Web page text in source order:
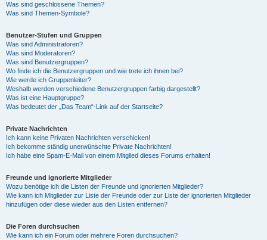
Was sind geschlossene Themen?
Was sind Themen-Symbole?
Benutzer-Stufen und Gruppen
Was sind Administratoren?
Was sind Moderatoren?
Was sind Benutzergruppen?
Wo finde ich die Benutzergruppen und wie trete ich ihnen bei?
Wie werde ich Gruppenleiter?
Weshalb werden verschiedene Benutzergruppen farbig dargestellt?
Was ist eine Hauptgruppe?
Was bedeutet der „Das Team“-Link auf der Startseite?
Private Nachrichten
Ich kann keine Privaten Nachrichten verschicken!
Ich bekomme ständig unerwünschte Private Nachrichten!
Ich habe eine Spam-E-Mail von einem Mitglied dieses Forums erhalten!
Freunde und ignorierte Mitglieder
Wozu benötige ich die Listen der Freunde und ignorierten Mitglieder?
Wie kann ich Mitglieder zur Liste der Freunde oder zur Liste der ignorierten Mitglieder
hinzufügen oder diese wieder aus den Listen entfernen?
Die Foren durchsuchen
Wie kann ich ein Forum oder mehrere Foren durchsuchen?